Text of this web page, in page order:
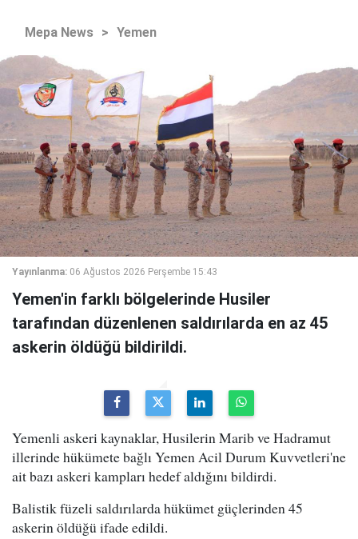
Mepa News > Yemen
Yayınlanma: 06 Ağustos 2026 Perşembe 15:43
Yemen'in farklı bölgelerinde Husiler
tarafından düzenlenen saldırılarda en az 45
askerin öldüğü bildirildi.
Yemenli askeri kaynaklar, Husilerin Marib ve Hadramut
illerinde hükümete bağlı Yemen Acil Durum Kuvvetleri'ne
ait bazı askeri kampları hedef aldığını bildirdi.
Balistik füzeli saldırılarda hükümet güçlerinden 45
askerin öldüğü ifade edildi.